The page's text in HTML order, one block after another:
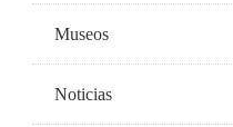
Museos
Noticias